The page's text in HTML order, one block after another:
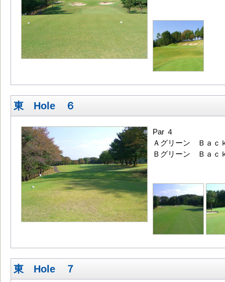
東 Hole ６
Par ４
Ａグリーン Ｂａｃ
Ｂグリーン Ｂａｃ
東 Hole ７